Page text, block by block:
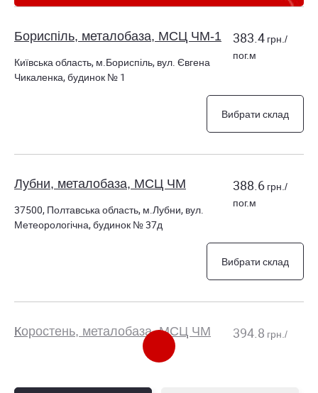
Бориспіль, металобаза, МСЦ ЧМ-1
Київська область, м.Бориспіль, вул. Євгена
Чикаленка, будинок № 1
383.4 грн./
пог.м
Вибрати склад
Лубни, металобаза, МСЦ ЧМ
37500, Полтавська область, м.Лубни, вул.
Метеорологічна, будинок № 37д
388.6 грн./
пог.м
Вибрати склад
Коростень, металобаза, МСЦ ЧМ
11510, Житомирська область, м.Коростень, ш.
394.8 грн./